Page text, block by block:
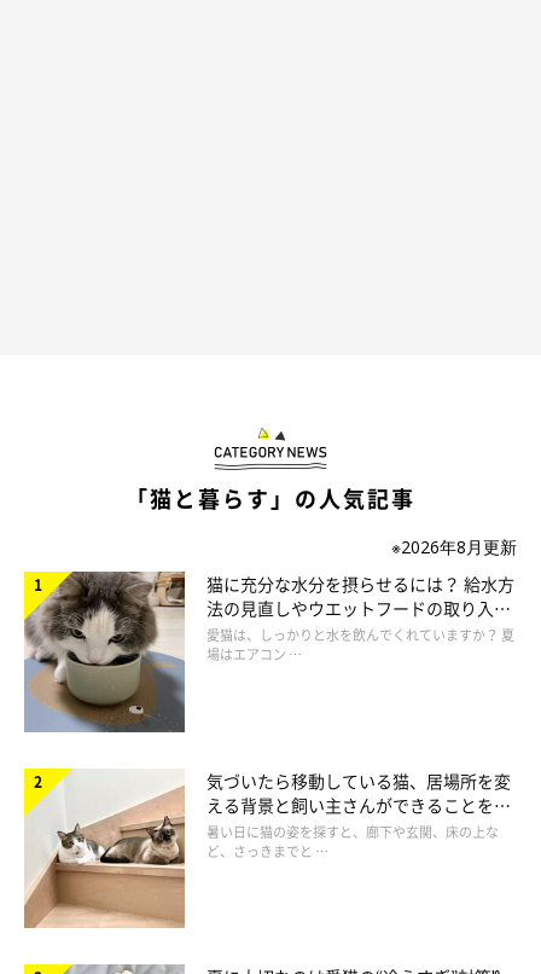
【獣医師解説】飼い主さんがお風呂から出る
のを起立で待つ猫の心理
「猫と暮らす」の人気記事
※2026年8月更新
猫に充分な水分を摂らせるには？ 給水方
法の見直しやウエットフードの取り入れ
方を解説
愛猫は、しっかりと水を飲んでくれていますか？ 夏
場はエアコン …
気づいたら移動している猫、居場所を変
える背景と飼い主さんができることを獣
医師が解説
暑い日に猫の姿を探すと、廊下や玄関、床の上な
ど、さっきまでと …